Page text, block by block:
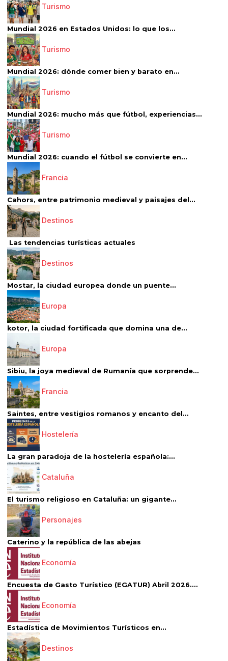
Turismo
Mundial 2026 en Estados Unidos: lo que los...
Turismo
Mundial 2026: dónde comer bien y barato en...
Turismo
Mundial 2026: mucho más que fútbol, experiencias...
Turismo
Mundial 2026: cuando el fútbol se convierte en...
Francia
Cahors, entre patrimonio medieval y paisajes del...
Destinos
Las tendencias turísticas actuales
Destinos
Mostar, la ciudad europea donde un puente...
Europa
kotor, la ciudad fortificada que domina una de...
Europa
Sibiu, la joya medieval de Rumanía que sorprende...
Francia
Saintes, entre vestigios romanos y encanto del...
Hostelería
La gran paradoja de la hostelería española:...
Cataluña
El turismo religioso en Cataluña: un gigante...
Personajes
Caterino y la república de las abejas
Economía
Encuesta de Gasto Turístico (EGATUR) Abril 2026....
Economía
Estadística de Movimientos Turísticos en...
Destinos